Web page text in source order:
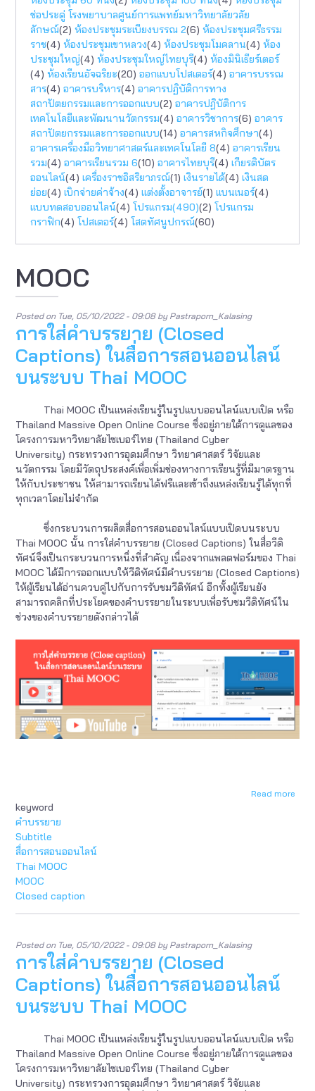
ช่อประดู่ โรงพยาบาลศูนย์การแพทย์มหาวิทยาลัยวลัย
ลักษณ์(2) ห้องประชุมระเบียงบรรณ 2(6) ห้องประชุมศรีธรรม
ราช(4) ห้องประชุมเขาหลวง(4) ห้องประชุมโมคลาน(4) ห้อง
ประชุมใหญ่(4) ห้องประชุมใหญ่ไทยบุรี(4) ห้องมินิเธียร์เตอร์
(4) ห้องเรียนอัจฉริยะ(20) ออกแบบโปสเตอร์(4) อาคารบรรณ
สาร(4) อาคารบริหาร(4) อาคารปฏิบัติการทาง
สถาปัตยกรรมเเละการออกแบบ(2) อาคารปฏิบัติการ
เทคโนโลยีและพัฒนานวัตกรรม(4) อาคารวิชาการ(6) อาคาร
สถาปัตยกรรมและการออกแบบ(14) อาคารสหกิจศึกษา(4)
อาคารเครื่องมือวิทยาศาสตร์และเทคโนโลยี 8(4) อาคารเรียน
รวม(4) อาคารเรียนรวม 6(10) อาคารไทยบุรี(4) เกียรติบัตร
ออนไลน์(4) เครื่องราชอิสริยาภรณ์(1) เงินรายได้(4) เงินสด
ย่อย(4) เบิกจ่ายค่าจ้าง(4) แต่งตั้งอาจารย์(1) แบนเนอร์(4)
แบบทดสอบออนไลน์(4) โปรแกรม(490)(2) โปรแกรม
กราฟิก(4) โปสเตอร์(4) โสตทัศนูปกรณ์(60)
MOOC
Posted on Tue, 05/10/2022 - 09:08by Pastraporn_Kalasing
การใส่คำบรรยาย (Closed
Captions) ในสื่อการสอนออนไลน์
บนระบบ Thai MOOC
Thai MOOC เป็นแหล่งเรียนรู้ในรูปแบบออนไลน์แบบเปิด หรือ
Thailand Massive Open Online Course ซึ่งอยู่ภายใต้การดูแลของ
โครงการมหาวิทยาลัยไซเบอร์ไทย (Thailand Cyber
University) กระทรวงการอุดมศึกษา วิทยาศาสตร์ วิจัยและ
นวัตกรรม โดยมีวัตถุประสงค์เพื่อเพิ่มช่องทางการเรียนรู้ที่มีมาตรฐาน
ให้กับประชาชน ให้สามารถเรียนได้ฟรีและเข้าถึงแหล่งเรียนรู้ได้ทุกที่
ทุกเวลาโดยไม่จำกัด
ซึ่งกระบวนการผลิตสื่อการสอนออนไลน์แบบเปิดบนระบบ
Thai MOOC นั้น การใส่คำบรรยาย (Closed Captions) ในสื่อวีดิ
ทัศน์จึงเป็นกระบวนการหนึ่งที่สำคัญ เนื่องจากแพลตฟอร์มของ Thai
MOOC ได้มีการออกแบบให้วีดิทัศน์มีคำบรรยาย (Closed Captions)
ให้ผู้เรียนได้อ่านควบคู่ไปกับการรับชมวีดิทัศน์ อีกทั้งผู้เรียนยัง
สามารถคลิกที่ประโยคของคำบรรยายในระบบเพื่อรับชมวีดิทัศน์ใน
ช่วงของคำบรรยายดังกล่าวได้
Read more
keyword
คำบรรยาย
Subtitle
สื่อการสอนออนไลน์
Thai MOOC
MOOC
Closed caption
Posted on Tue, 05/10/2022 - 09:08by Pastraporn_Kalasing
การใส่คำบรรยาย (Closed
Captions) ในสื่อการสอนออนไลน์
บนระบบ Thai MOOC
Thai MOOC เป็นแหล่งเรียนรู้ในรูปแบบออนไลน์แบบเปิด หรือ
Thailand Massive Open Online Course ซึ่งอยู่ภายใต้การดูแลของ
โครงการมหาวิทยาลัยไซเบอร์ไทย (Thailand Cyber
University) กระทรวงการอุดมศึกษา วิทยาศาสตร์ วิจัยและ